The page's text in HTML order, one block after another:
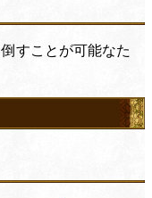
すことが可能なた